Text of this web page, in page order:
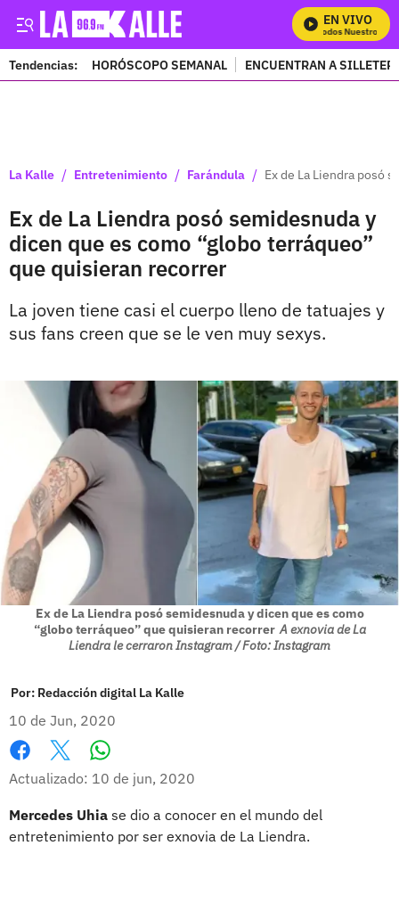
EN VIVO
Mira Todos Nuestros
Tendencias: HORÓSCOPO SEMANAL ENCUENTRAN A
La Kalle / Entretenimiento / Farándula / Ex de La Liendra posó
Ex de La Liendra posó semidesnuda y
dicen que es como “globo terráqueo”
que quisieran recorrer
La joven tiene casi el cuerpo lleno de tatuajes y
sus fans creen que se le ven muy sexys.
Ex de La Liendra posó semidesnuda y dicen que es como
“globo terráqueo” que quisieran recorrer A exnovia de La
Liendra le cerraron Instagram / Foto: Instagram
Por: Redacción digital La Kalle
10 de Jun, 2020
Facebook
X
Actualizado: 10 de jun, 2020
Mercedes Uhia se dio a conocer en el mundo del
entretenimiento por ser exnovia de La Liendra.